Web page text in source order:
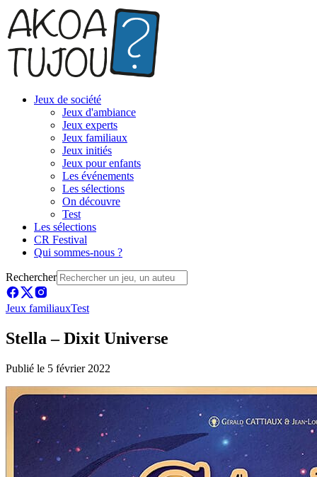
Jeux de société
Jeux d'ambiance
Jeux experts
Jeux familiaux
Jeux initiés
Jeux pour enfants
Les événements
Les sélections
On découvre
Test
Les sélections
CR Festival
Qui sommes-nous ?
Rechercher
Jeux familiauxTest
Stella – Dixit Universe
Publié le 5 février 2022